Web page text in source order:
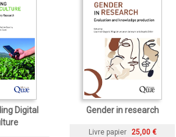
Digital
Gender in research
Livre papier 25,00 €